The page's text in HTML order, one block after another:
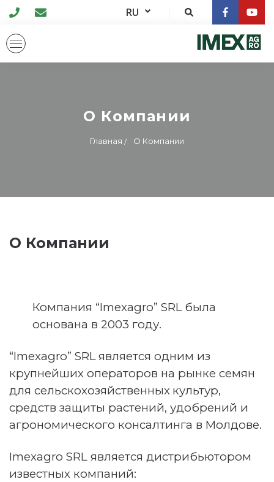
RU
О Компании
Главная О Компании
О Компании
Компания “Imexagro” SRL была
основана в 2003 году.
“Imexagro” SRLявляется одним из
крупнейших операторов на рынке семян
для сельскохозяйственных культур,
средств защиты растений, удобрений и
агрономического консалтинга в Молдове.
Imexagro SRL является дистрибьютором
известных компаний: